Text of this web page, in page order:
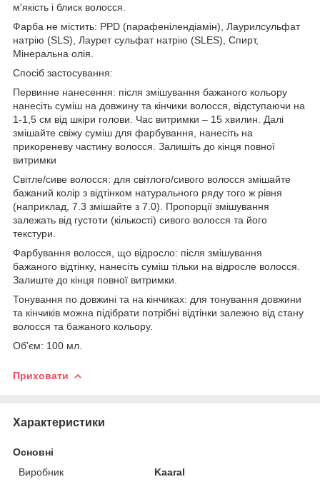
м'якість і блиск волосся.
Фарба не містить: PPD (парафенілендіамін), Лаурилсульфат
натрію (SLS), Лаурет сульфат натрію (SLES), Спирт,
Мінеральна олія.
Спосіб застосування:
Первинне нанесення: після змішування бажаного кольору
нанесіть суміш на довжину та кінчики волосся, відступаючи на
1-1,5 см від шкіри голови. Час витримки – 15 хвилин. Далі
змішайте свіжу суміш для фарбування, нанесіть на
прикореневу частину волосся. Залишіть до кінця повної
витримки
Світле/сиве волосся: для світлого/сивого волосся змішайте
бажаний колір з відтінком натурального ряду того ж рівня
(наприклад, 7.3 змішайте з 7.0). Пропорції змішування
залежать від густоти (кількості) сивого волосся та його
текстури.
Фарбування волосся, що відросло: після змішування
бажаного відтінку, нанесіть суміш тільки на відросле волосся.
Залиште до кінця повної витримки.
Тонування по довжині та на кінчиках: для тонування довжини
та кінчиків можна підібрати потрібні відтінки залежно від стану
волосся та бажаного кольору.
Об'єм: 100 мл.
Приховати
Характеристики
Основні
Виробник
Kaaral